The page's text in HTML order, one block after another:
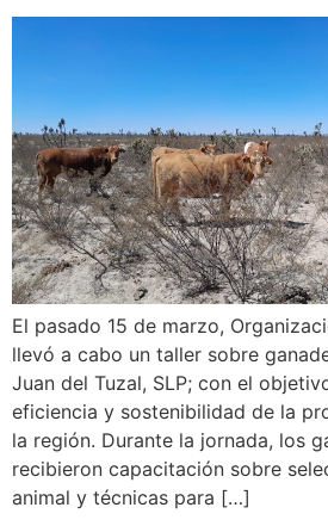
El pasado 15 de marzo,
llevó a cabo un taller sobre
Juan del Tuzal, SLP; con el
eficiencia y sostenibilidad de la
la región. Durante la jornada, los
recibieron capacitación sobre
animal y técnicas para […]